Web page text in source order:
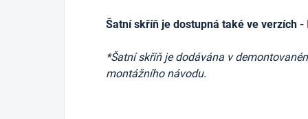
Šatní skříň je dostupná také ve verzích -
*Šatní skříň je dodávána v
montážního návodu.